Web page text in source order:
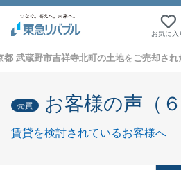
お気に入
都 武蔵野市吉祥寺北町の土地をご売却さ
売買 お客様の声（
賃貸を検討されているお客様へ